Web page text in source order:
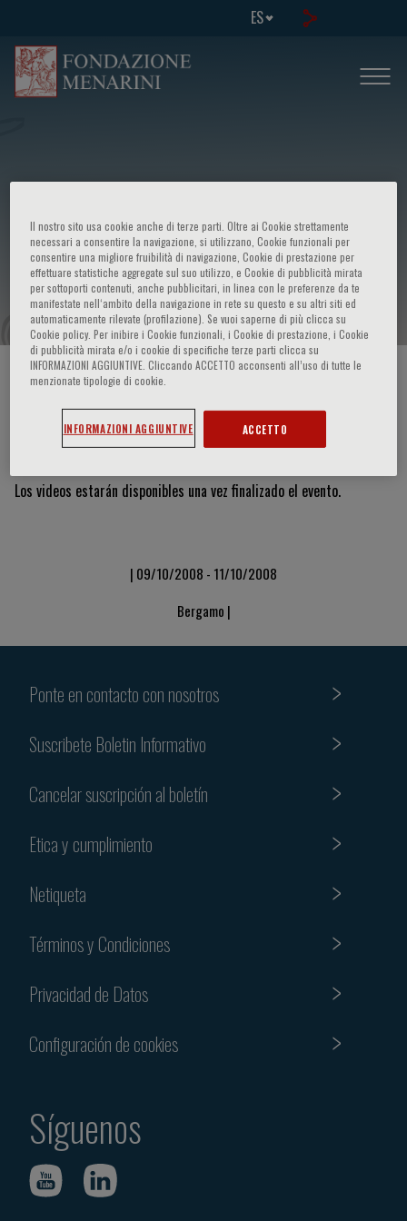
ES
Focus on rare diseases: - The genetics
and molecular basis of rare kidney
disorders
HOME PAGE / CURSOS Y EVENTOS
Vídeos y diapositivas
Los videos estarán disponibles una vez finalizado el evento.
| 09/10/2008 - 11/10/2008
Bergamo |
Ponte en contacto con nosotros
Suscribete Boletin Informativo
Cancelar suscripción al boletín
Etica y cumplimiento
Netiqueta
Términos y Condiciones
Privacidad de Datos
Configuración de cookies
Síguenos
Il nostro sito usa cookie anche di terze parti. Oltre ai Cookie strettamente
necessari a consentire la navigazione, si utilizzano, Cookie funzionali per
consentire una migliore fruibilità di navigazione, Cookie di prestazione per
effettuare statistiche aggregate sul suo utilizzo, e Cookie di pubblicità mirata
per sottoporti contenuti, anche pubblicitari, in linea con le preferenze da te
manifestate nell‘ambito della navigazione in rete su questo e su altri siti ed
automaticamente rilevate (profilazione). Se vuoi saperne di più clicca su
Cookie policy. Per inibire i Cookie funzionali, i Cookie di prestazione, i Cookie
di pubblicità mirata e/o i cookie di specifiche terze parti clicca su
INFORMAZIONI AGGIUNTIVE. Cliccando ACCETTO acconsenti all’uso di tutte le
menzionate tipologie di cookie.
INFORMAZIONI AGGIUNTIVE ACCETTO